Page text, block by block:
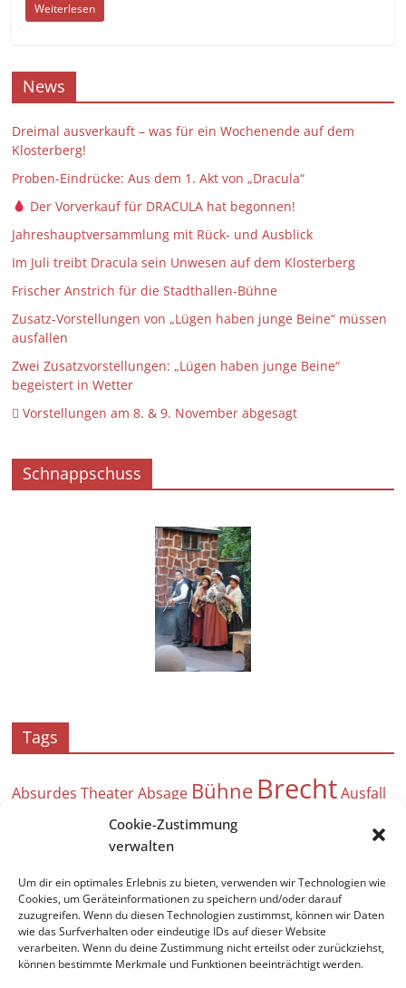
Cookie-Zustimmung
verwalten
Um dir ein optimales Erlebnis zu bieten, verwenden wir Technologien wie
Cookies, um Geräteinformationen zu speichern und/oder darauf
zuzugreifen. Wenn du diesen Technologien zustimmst, können wir Daten
wie das Surfverhalten oder eindeutige IDs auf dieser Website
verarbeiten. Wenn du deine Zustimmung nicht erteilst oder zurückziehst,
können bestimmte Merkmale und Funktionen beeinträchtigt werden.
Weiterlesen
News
Dreimal ausverkauft – was für ein Wochenende auf dem
Klosterberg!
Proben-Eindrücke: Aus dem 1. Akt von „Dracula“
Der Vorverkauf für DRACULA hat begonnen!
Jahreshauptversammlung mit Rück- und Ausblick
Im Juli treibt Dracula sein Unwesen auf dem Klosterberg
Frischer Anstrich für die Stadthallen-Bühne
Zusatz-Vorstellungen von „Lügen haben junge Beine“ müssen
ausfallen
Zwei Zusatzvorstellungen: „Lügen haben junge Beine“
begeistert in Wetter
 Vorstellungen am 8. & 9. November abgesagt
Schnappschuss
Tags
Absurdes Theater Absage Bühne Brecht Ausfall
angeklagtBad Vilbel Kultur
Bühnenbau
Beweise Acht Frauen 25 Jahre Theaterverein
; ein seltsames
Paar Burgfestspiele Bad Vilbel 2024 Arbeitseinsatz
Angebot für Kinder